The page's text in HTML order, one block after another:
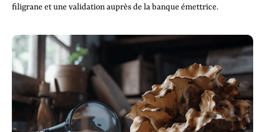
filigrane et une validation auprès de la banque émettrice.